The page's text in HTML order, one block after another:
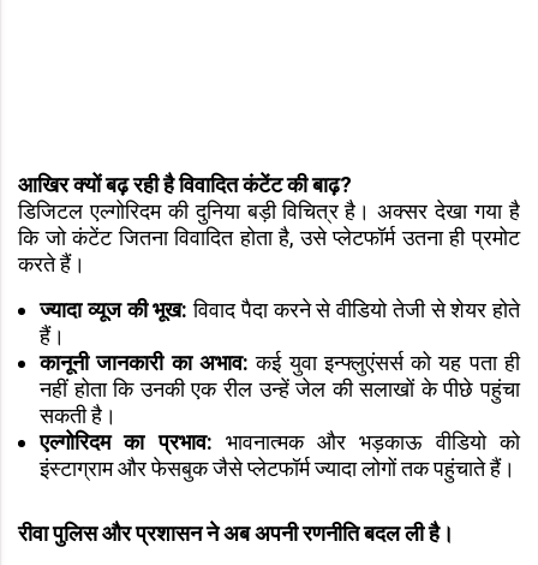
आखिर क्यों बढ़ रही है विवादित कंटेंट की बाढ़?
डिजिटल एल्गोरिदम की दुनिया बड़ी विचित्र है। अक्सर देखा गया है
कि जो कंटेंट जितना विवादित होता है, उसे प्लेटफॉर्म उतना ही प्रमोट
करते हैं।
ज्यादा व्यूज की भूख:विवाद पैदा करने से वीडियो तेजी से शेयर होते
हैं।
कानूनी जानकारी का अभाव: कई युवा इन्फ्लुएंसर्स को यह पता ही
नहीं होता कि उनकी एक रील उन्हें जेल की सलाखों के पीछे पहुंचा
सकती है।
एल्गोरिदम का प्रभाव: भावनात्मक और भड़काऊ वीडियो को
इंस्टाग्राम और फेसबुक जैसे प्लेटफॉर्म ज्यादा लोगों तक पहुंचाते हैं।
रीवा पुलिस और प्रशासन ने अब अपनी रणनीति बदल ली है।